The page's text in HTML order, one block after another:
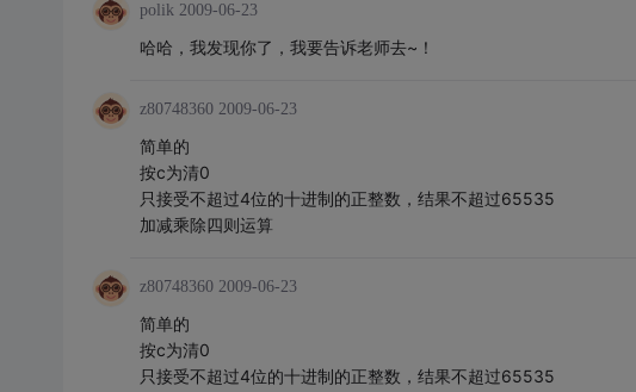
polik 2009-06-23
哈哈，我发现你了，我要告诉老师去~！
z80748360 2009-06-23
简单的
按c为清0
只接受不超过4位的十进制的正整数，结果不超过65535
加减乘除四则运算
z80748360 2009-06-23
简单的
按c为清0
只接受不超过4位的十进制的正整数，结果不超过65535